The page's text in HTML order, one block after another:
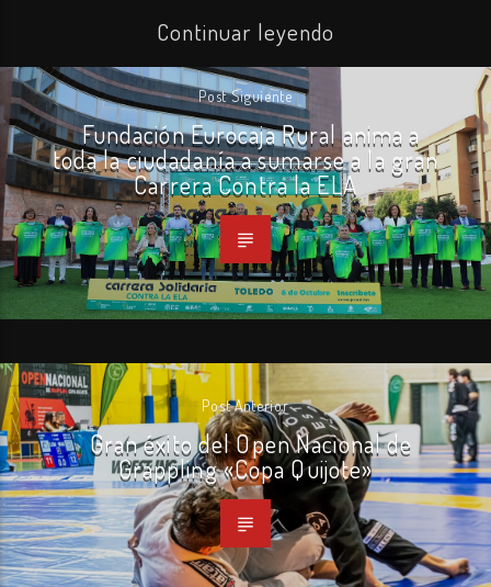
Continuar leyendo
Post Siguiente
Fundación Eurocaja Rural anima a
toda la ciudadanía a sumarse a la gran
Carrera Contra la ELA
Post Anterior
Gran éxito del Open Nacional de
Grappling «Copa Quijote»